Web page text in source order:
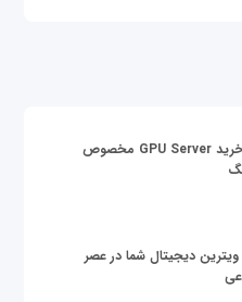
قیمت سرور گرافیکی | خرید GPU Server مخصوص
دیجیتال شما در عصر